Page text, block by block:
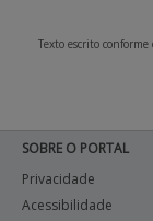
Texto escrito
SOBRE O PORTAL
Privacidade
Acessibilidade